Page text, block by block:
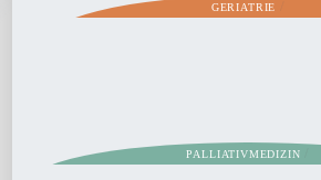
GERIATRIE
PALLIATIVMEDIZIN